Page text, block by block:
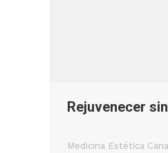
Rejuvenecer
Medicina Estética